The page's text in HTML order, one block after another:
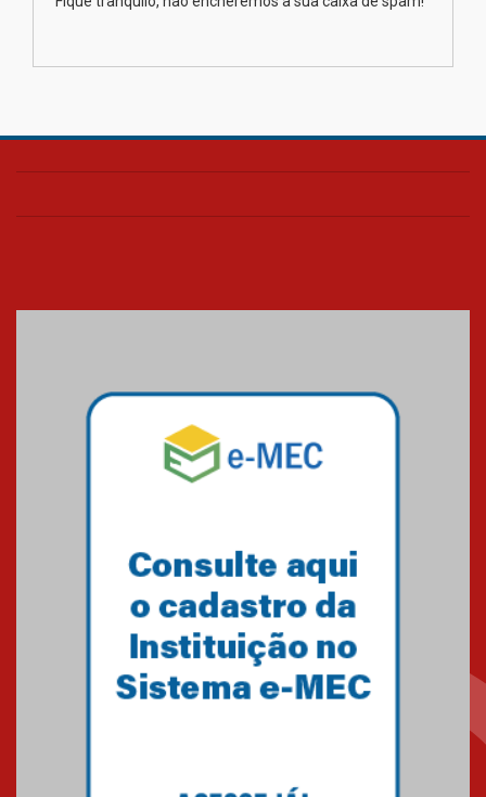
na educação dos filhos além da